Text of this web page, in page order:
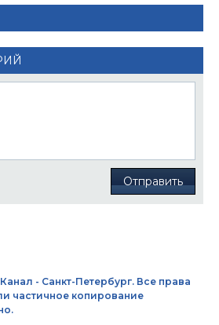
Отправить
- Санкт-Петербург. Все права
частичное копирование